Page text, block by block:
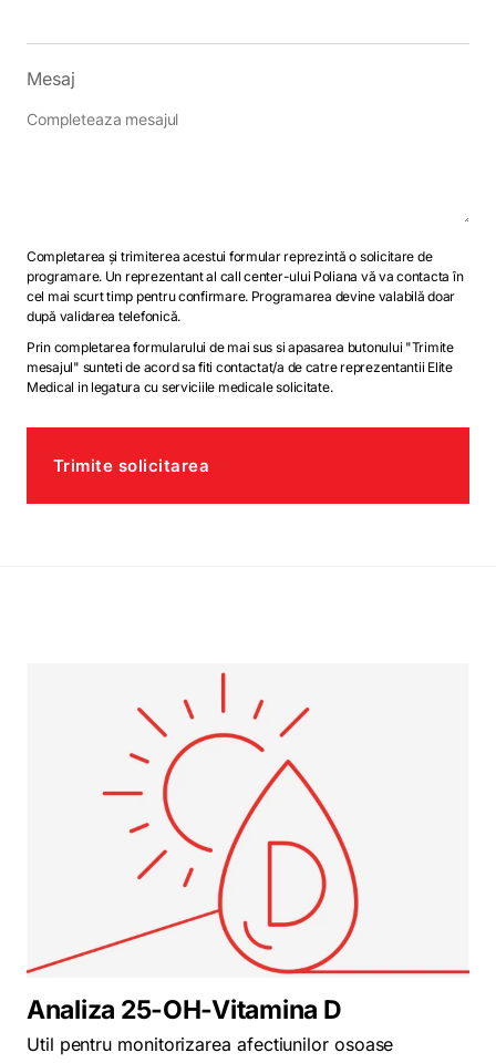
Mesaj
Completarea și trimiterea acestui formular reprezintă o solicitare de
programare. Un reprezentant al call center-ului Poliana vă va contacta în
cel mai scurt timp pentru confirmare. Programarea devine valabilă doar
după validarea telefonică.
Prin completarea formularului de mai sus si apasarea butonului "Trimite
mesajul" sunteti de acord sa fiti contactat/a de catre reprezentantii Elite
Medical in legatura cu serviciile medicale solicitate.
Trimite solicitarea
Analiza 25-OH-Vitamina D
Util pentru monitorizarea afectiunilor osoase